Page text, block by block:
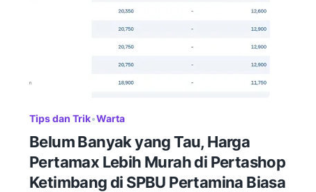
Tips dan Trik•Warta
Belum Banyak yang Tau, Harga
Pertamax Lebih Murah di Pertashop
Ketimbang di SPBU Pertamina Biasa